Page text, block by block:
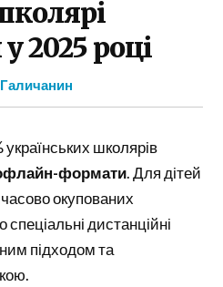
2025 році
Галичанин
школярів
формати. Для дітей
окупованих
дистанційні
підходом та